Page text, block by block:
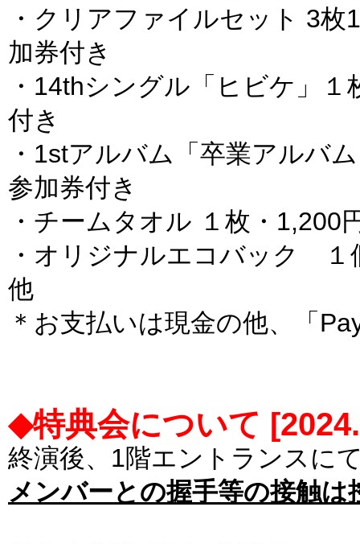
・クリアファイルセット 3
加券付き
・14thシングル「ヒビケ」
付き
・1stアルバム「卒業アルバ
参加券付き
・チームタオル １枚・
・オリジナルエコバック １
他
＊お支払いは現金の他、「
◆特典会について
終演後、1階エントランスに
メンバーとの握手等の接触